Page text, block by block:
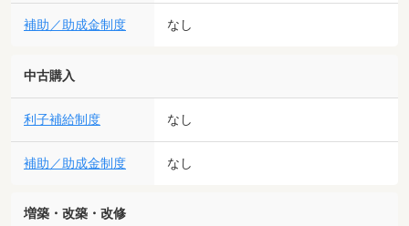
補助／助成金制度 なし
中古購入
利子補給制度 なし
補助／助成金制度 なし
増築・改築・改修